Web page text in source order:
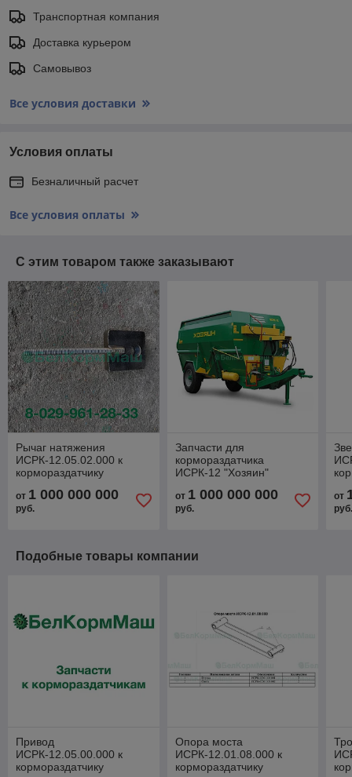
Транспортная компания
Доставка курьером
Самовывоз
Все условия доставки
Условия оплаты
Безналичный расчет
Все условия оплаты
С этим товаром также заказывают
Рычаг натяжения
ИСРК-12.05.02.000 к
кормораздатчику
от 1 000 000 000
руб.
Запчасти для
кормораздатчика
ИСРК-12 "Хозяин"
от 1 000 000 000
руб.
от
Подобные товары компании
Привод
ИСРК-12.05.00.000 к
кормораздатчику
Опора моста
ИСРК-12.01.08.000 к
кормораздатчику